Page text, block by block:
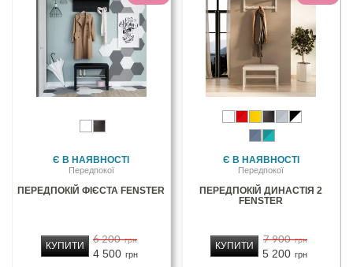
Є В НАЯВНОСТІ
Передпокої
ПЕРЕДПОКІЙ ФІЄСТА FENSTER
6 200 грн
4 500 грн
КУПИТИ
Є В НАЯВНОСТІ
Передпокої
ПЕРЕДПОКІЙ ДИНАСТІЯ 2
FENSTER
7 900 грн
5 200 грн
КУПИТИ